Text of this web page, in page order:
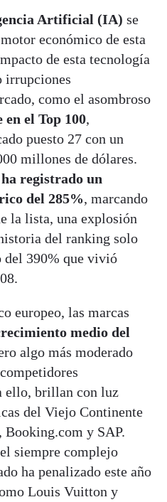
Artificial (IA) se
económico de esta
de esta tecnología
irrupciones
como el asombroso
en el Top 100,
puesto 27 con un
millones de dólares.
registrado un
del 285%, marcando
la lista, una explosión
del ranking solo
del 390% que vivió
europeo, las marcas
medio del
algo más moderado
ello, brillan con luz
del Viejo Continente
, Booking.com y SAP.
siempre complejo
ha penalizado este año
Louis Vuitton y